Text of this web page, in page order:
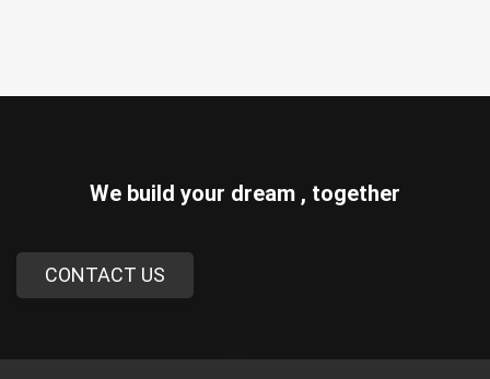
We build your dream , together
CONTACT US